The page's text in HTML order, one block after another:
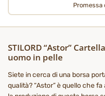
STILORD “Astor”
uomo in pelle
Siete in cerca di una borsa
qualità? “Astor” è quello che